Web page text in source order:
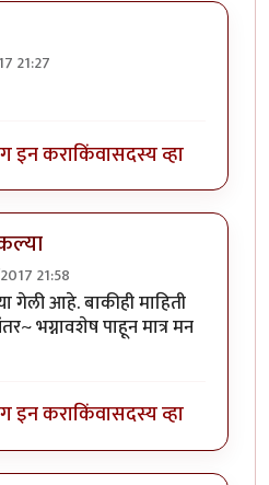
21:27
इन कराकिंवासदस्य व्हा
21:58
गेली आहे. बाकीही माहिती
भग्नावशेष पाहून मात्र मन
इन कराकिंवासदस्य व्हा